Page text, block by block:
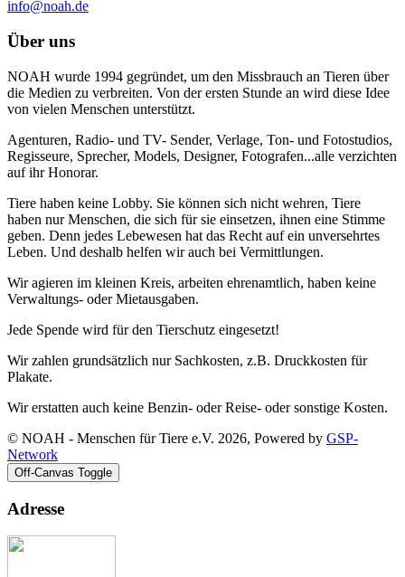
info@noah.de
Über uns
NOAH wurde 1994 gegründet, um den Missbrauch an Tieren über
die Medien zu verbreiten. Von der ersten Stunde an wird diese Idee
von vielen Menschen unterstützt.
Agenturen, Radio- und TV- Sender, Verlage, Ton- und Fotostudios,
Regisseure, Sprecher, Models, Designer, Fotografen...alle verzichten
auf ihr Honorar.
Tiere haben keine Lobby. Sie können sich nicht wehren, Tiere
haben nur Menschen, die sich für sie einsetzen, ihnen eine Stimme
geben. Denn jedes Lebewesen hat das Recht auf ein unversehrtes
Leben. Und deshalb helfen wir auch bei Vermittlungen.
Wir agieren im kleinen Kreis, arbeiten ehrenamtlich, haben keine
Verwaltungs- oder Mietausgaben.
Jede Spende wird für den Tierschutz eingesetzt!
Wir zahlen grundsätzlich nur Sachkosten, z.B. Druckkosten für
Plakate.
Wir erstatten auch keine Benzin- oder Reise- oder sonstige Kosten.
© NOAH - Menschen für Tiere e.V. 2026, Powered by GSP-
Network
Off-Canvas Toggle
Adresse